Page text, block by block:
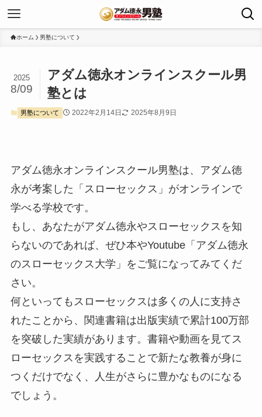
ホーム 男塾について
アダム徳永オンラインスクール男
塾とは
2025
8/09
男塾について 2022年2月14日 2025年8月9日
アダム徳永オンラインスクール男塾は、アダム徳
永が考案した「スローセックス」がオンラインで
学べる学校です。
もし、あなたがアダム徳永やスローセックスを知
らないのであれば、ぜひ本やYoutube「アダム徳永
のスローセックス大学」をご覧になってみてくだ
さい。
何といってもスローセックスは多くの人に支持さ
れたことから、関連書籍は出版実績で累計100万部
を突破した実績があります。書籍や動画を見てス
ローセックスを実践することで新たな教養が身に
つくだけでなく、人生がさらに豊かなものになる
でしょう。